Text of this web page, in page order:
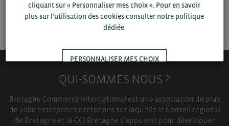
SAUVEGARDER
QUI-SOMMES NOUS ?
Bretagne Commerce International est une association de plus
de 1000 entreprises bretonnes sur laquelle le Conseil régional
de Bretagne et la CCI Bretagne s’appuient pour développer
cliquant sur « Personnaliser mes choix ». Pour en savoir
plus sur l’utilisation des cookies consulter notre politique
dédiée.
PERSONNALISER MES CHOIX